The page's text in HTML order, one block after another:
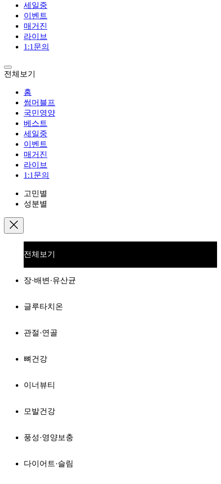
세일중
이벤트
매거진
라이브
1:1문의
전체보기
홈
썸머블프
국민영양
베스트
세일중
이벤트
매거진
라이브
1:1문의
고민별
성분별
전체보기
장·배변·유산균
글루타치온
관절·연골
뼈건강
이너뷰티
모발건강
풍성·영양보충
다이어트·슬림